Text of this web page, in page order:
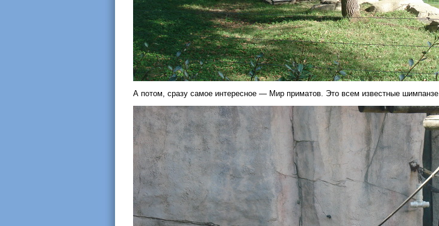
А потом, сразу самое интересное — Мир приматов. Это всем известные шимпанзе.